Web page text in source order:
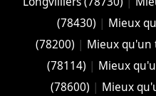
(78430) | Mieux
(78200) | Mieux qu'un
(78114) | Mieux
(78600) | Mieux